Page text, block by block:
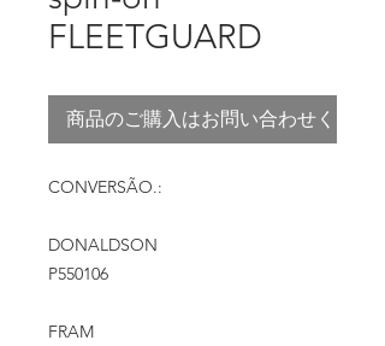
FLEETGUARD
商品のご購入はお問い合わせください
CONVERSÃO.:
DONALDSON
P550106
FRAM